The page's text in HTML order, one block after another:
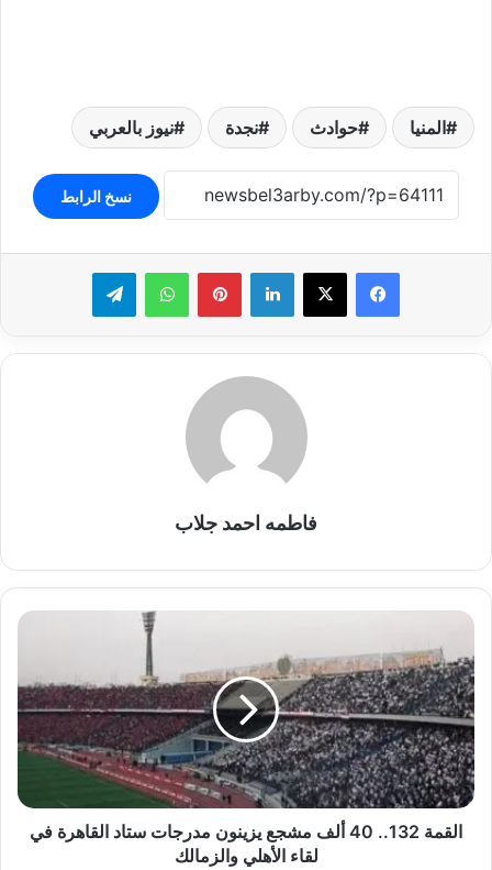
المنيا حوادث نجدة نيوز بالعربي
نسخ الرابط
لينكدإن بينتيريستواتساب تيلقرام
فاطمه احمد جلاب
القمة
40
ألف
مشجع
يزينون
مدرجات
ستاد
القاهرة
في
القمة 132.. 40 ألف مشجع يزينون مدرجات ستاد القاهرة في
لقاء الأهلي والزمالك